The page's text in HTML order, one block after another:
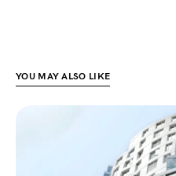
YOU MAY ALSO LIKE